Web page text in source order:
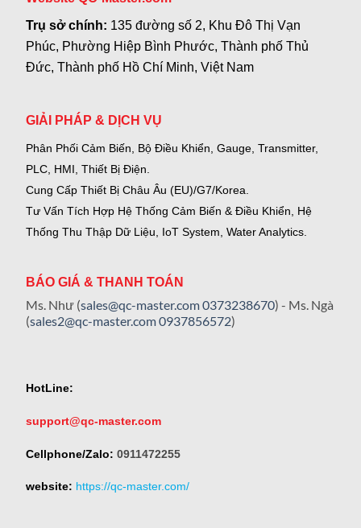
Trụ sở chính: 135 đường số 2, Khu Đô Thị Vạn
Phúc, Phường Hiệp Bình Phước, Thành phố Thủ
Đức, Thành phố Hồ Chí Minh, Việt Nam
GIẢI PHÁP & DỊCH VỤ
Phân Phối Cảm Biến, Bộ Điều Khiển, Gauge, Transmitter,
PLC, HMI, Thiết Bị Điện.
Cung Cấp Thiết Bị Châu Âu (EU)/G7/Korea.
Tư Vấn Tích Hợp Hệ Thống Cảm Biến & Điều Khiển, Hệ
Thống Thu Thập Dữ Liệu, IoT System, Water Analytics.
BÁO GIÁ & THANH TOÁN
Ms. Như (sales@qc-master.com0373238670) - Ms. Ngà
(sales2@qc-master.com0937856572)
HotLine:
support@qc-master.com
Cellphone/Zalo: 0911472255
website: https://qc-master.com/